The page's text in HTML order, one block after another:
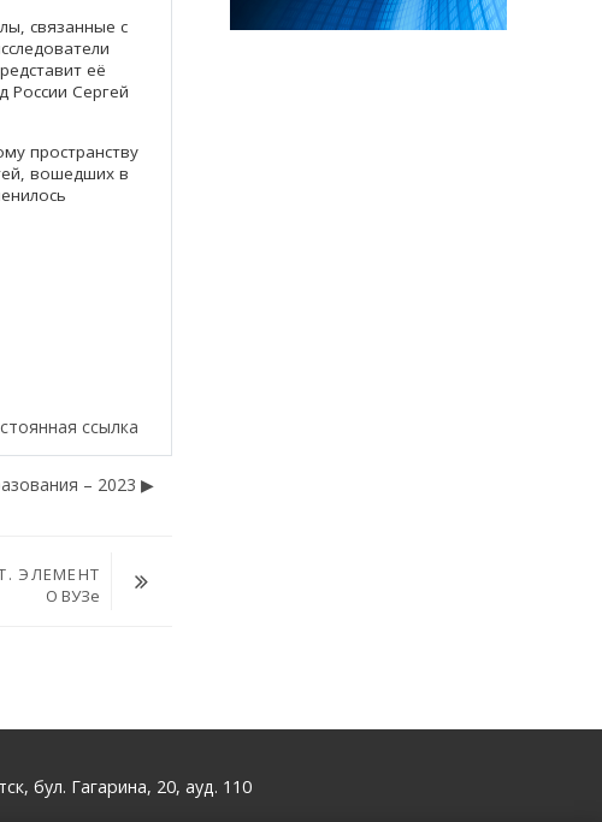
связанные с
её
России Сергей
пространству
вошедших в
ссылка
– 2023 ▶︎
ЭЛЕМЕНТ
О ВУЗе
бул. Гагарина, 20, ауд. 110